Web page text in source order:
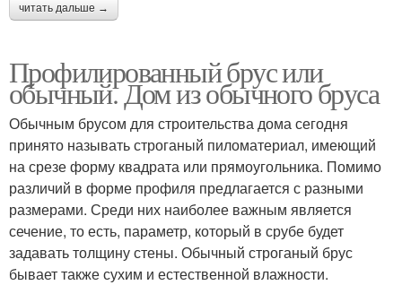
читать дальше →
Профилированный брус или
обычный. Дом из обычного бруса
Обычным брусом для строительства дома сегодня
принято называть строганый пиломатериал, имеющий
на срезе форму квадрата или прямоугольника. Помимо
различий в форме профиля предлагается с разными
размерами. Среди них наиболее важным является
сечение, то есть, параметр, который в срубе будет
задавать толщину стены. Обычный строганый брус
бывает также сухим и естественной влажности.